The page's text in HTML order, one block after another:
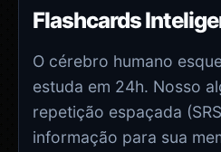
Flashcards
O cérebro humano
estuda em 24h. Nosso
repetição espaçada
informação para sua